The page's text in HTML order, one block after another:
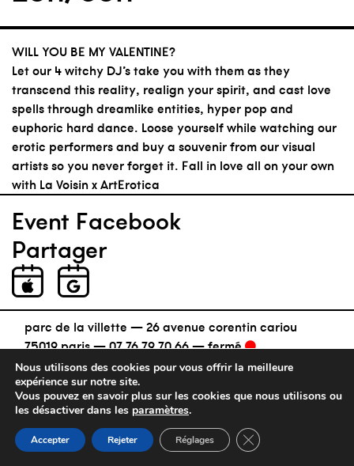
WILL YOU BE MY VALENTINE?
Let our 4 witchy DJ’s take you with them as they
transcend this reality, realign your spirit, and cast love
spells through dreamlike entities, hyper pop and
euphoric hard dance. Loose yourself while watching our
erotic performers and buy a souvenir from our visual
artists so you never forget it. Fall in love all on your own
with La Voisin x ArtErotica
Event Facebook
Partager
parc de la villette — 26 avenue corentin cariou
75019 paris —07 76 79 70 66—fermé
mentions légales
Nous utilisons des cookies pour vous offrir la meilleure
expérience sur notre site.
Vous pouvez en savoir plus sur les cookies que nous utilisons ou
les désactiver dans les paramètres.
Accepter Rejeter Réglages Fermer la bannière